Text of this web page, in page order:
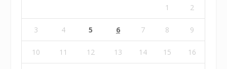
1 2
3 4 5 6 7 8 9
10 11 12 13 14 15 16